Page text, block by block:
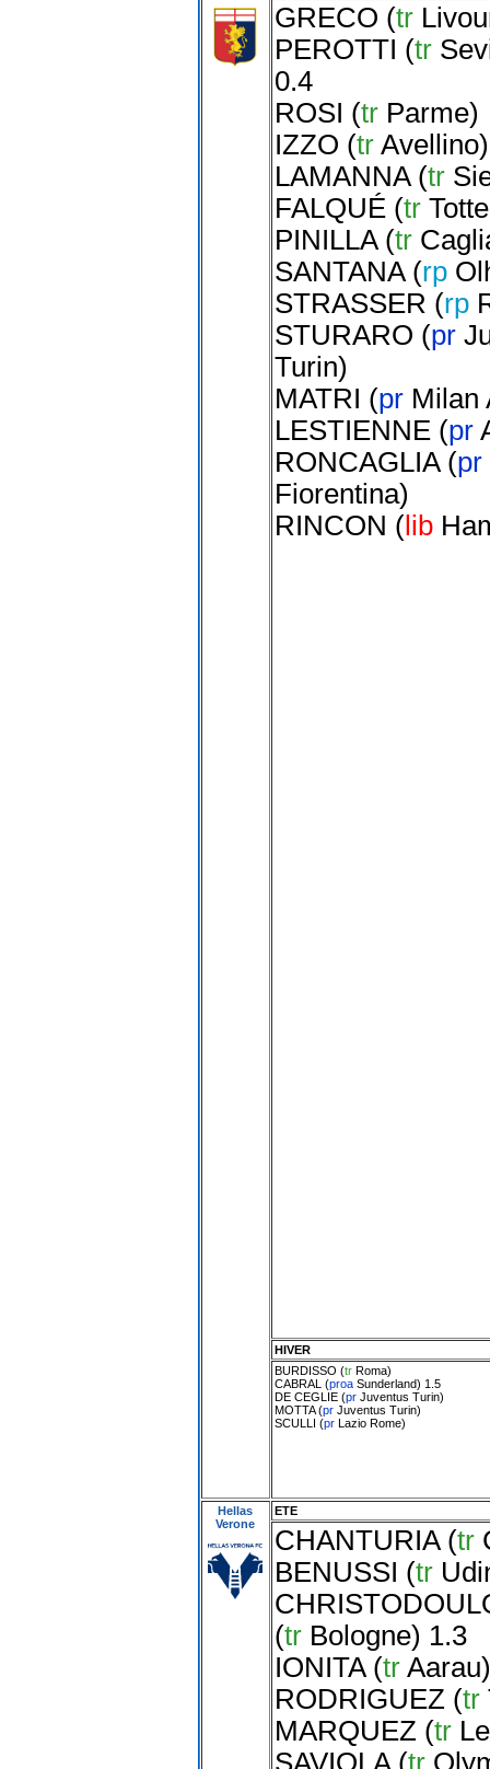
GRECO (tr
PEROTTI (tr
0.4
ROSI (tr Parme)
IZZO (tr Avellino
LAMANNA(tr
FALQUÉ(tr
PINILLA(tr
SANTANA(rp
STRASSER (rp
STURARO (pr
Turin)
MATRI (pr Milan
LESTIENNE(pr
RONCAGLIA(pr
Fiorentina)
RINCON (lib
HIVER
BURDISSO (tr Roma)
CABRAL (proa Sunderland) 1.5
DE CEGLIE(pr Juventus Turin)
MOTTA(pr Juventus Turin)
SCULLI (pr Lazio Rome)
Hellas
Verone
ETE
CHANTURIA(tr
BENUSSI (tr
(tr Bologne) 1.3
IONITA(tr Aarau)
RODRIGUEZ (tr
MARQUEZ (tr
SAVIOLA(tr